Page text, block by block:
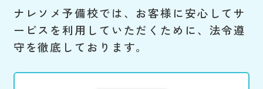
ナレソメ予備校では、お客様に安心してサ
ービスを利用していただくために、法令遵
守を徹底しております。